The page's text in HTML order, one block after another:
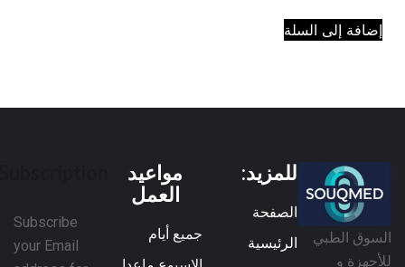
إضافة إلى السلة
السوق الطبي
للأجهزة و
للمزيد:
الصفحة
الرئيسية
مواعيد
العمل
جميع أيام
Subscribe
your Email